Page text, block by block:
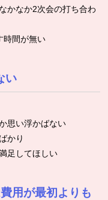
かなか2次会の打ち合わ
時間が無い
い
思い浮かばない
かり
足してほしい
用が最初よりも